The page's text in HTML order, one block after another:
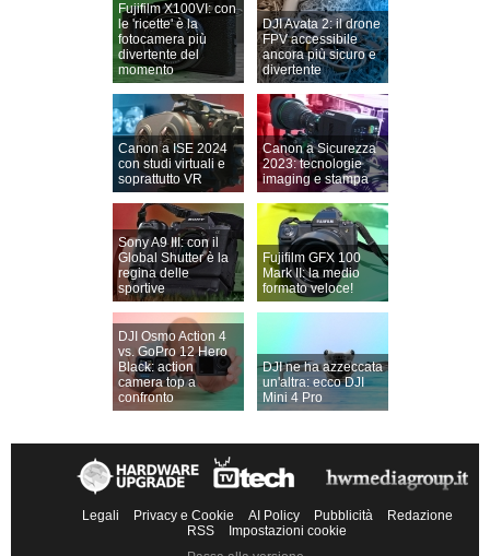
Fujifilm X100VI: con
le 'ricette' è la
fotocamera più
divertente del
momento
DJI Avata 2: il drone
FPV accessibile
ancora più sicuro e
divertente
Canon a ISE 2024
con studi virtuali e
soprattutto VR
Canon a Sicurezza
2023: tecnologie
imaging e stampa
Sony A9 III: con il
Global Shutter è la
regina delle
sportive
Fujifilm GFX 100
Mark II: la medio
formato veloce!
DJI Osmo Action 4
vs. GoPro 12 Hero
Black: action
camera top a
confronto
DJI ne ha azzeccata
un'altra: ecco DJI
Mini 4 Pro
Legali Privacy e Cookie AI Policy Pubblicità
Redazione
RSS
Impostazioni cookie